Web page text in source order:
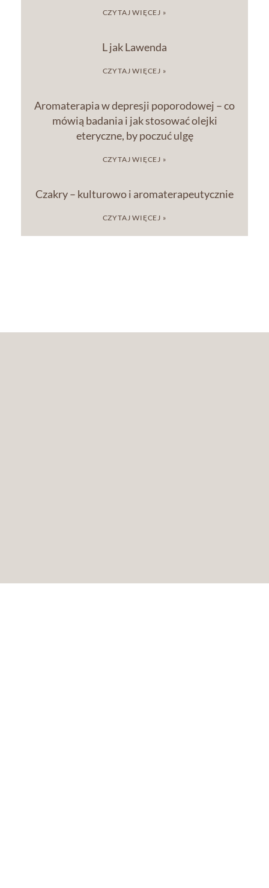
CZYTAJ WIĘCEJ »
L jak Lawenda
CZYTAJ WIĘCEJ »
Aromaterapia w depresji poporodowej – co
mówią badania i jak stosować olejki
eteryczne, by poczuć ulgę
CZYTAJ WIĘCEJ »
Czakry – kulturowo i aromaterapeutycznie
CZYTAJ WIĘCEJ »